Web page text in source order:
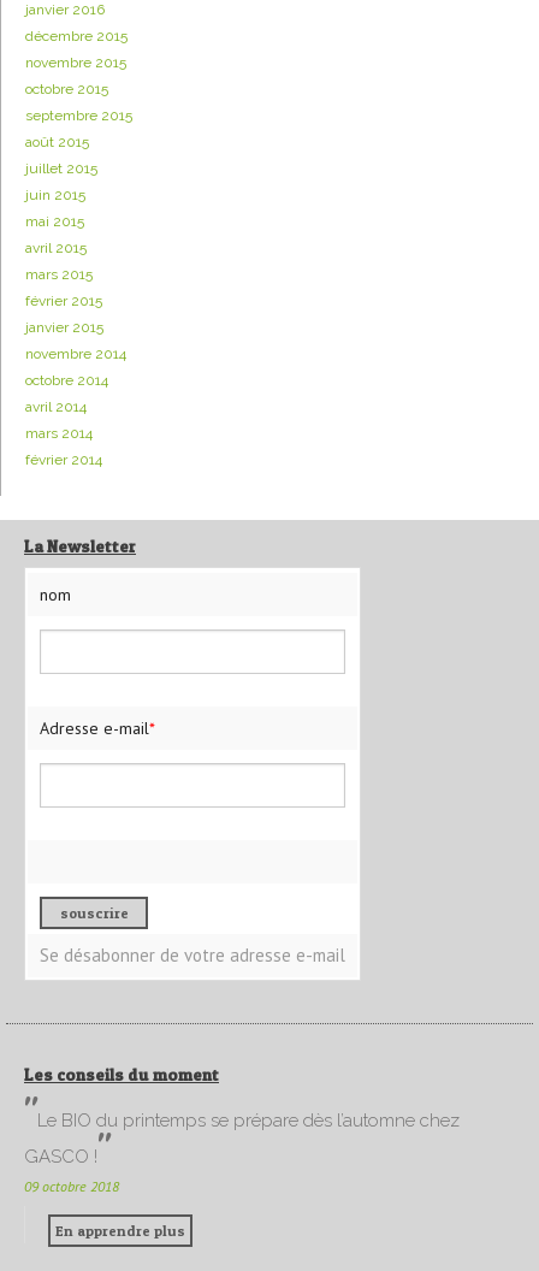
janvier 2016
décembre 2015
novembre 2015
octobre 2015
septembre 2015
août 2015
juillet 2015
juin 2015
mai 2015
avril 2015
mars 2015
février 2015
janvier 2015
novembre 2014
octobre 2014
avril 2014
mars 2014
février 2014
La Newsletter
nom
Adresse e-mail*
Se désabonner de votre adresse e-mail
Les conseils du moment
Le BIO du printemps se prépare dès l’automne chez
GASCO !
09 octobre 2018
En apprendre plus